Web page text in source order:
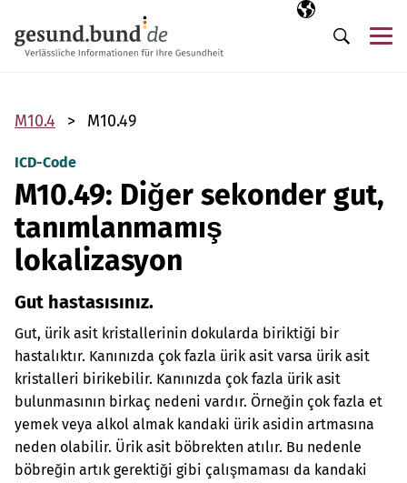
Seçili dil
TR
Arama
M10.4 M10.49
ICD-Code
M10.49: Diğer sekonder gut,
tanımlanmamış
lokalizasyon
Gut hastasısınız.
Gut, ürik asit kristallerinin dokularda biriktiği bir
hastalıktır. Kanınızda çok fazla ürik asit varsa ürik asit
kristalleri birikebilir. Kanınızda çok fazla ürik asit
bulunmasının birkaç nedeni vardır. Örneğin çok fazla et
yemek veya alkol almak kandaki ürik asidin artmasına
neden olabilir. Ürik asit böbrekten atılır. Bu nedenle
böbreğin artık gerektiği gibi çalışmaması da kandaki